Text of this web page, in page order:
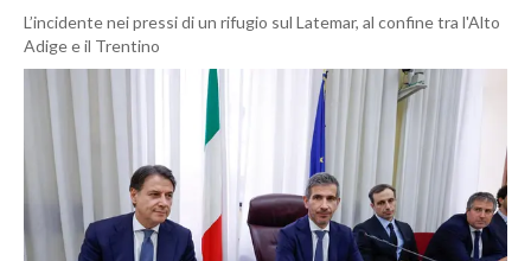
L’incidente nei pressi di un rifugio sul Latemar, al confine tra l'Alto
Adige e il Trentino